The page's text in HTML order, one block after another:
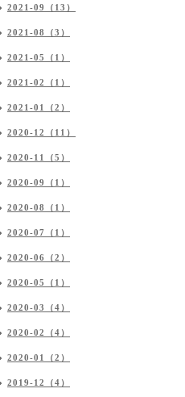
2021-09（13）
2021-08（3）
2021-05（1）
2021-02（1）
2021-01（2）
2020-12（11）
2020-11（5）
2020-09（1）
2020-08（1）
2020-07（1）
2020-06（2）
2020-05（1）
2020-03（4）
2020-02（4）
2020-01（2）
2019-12（4）